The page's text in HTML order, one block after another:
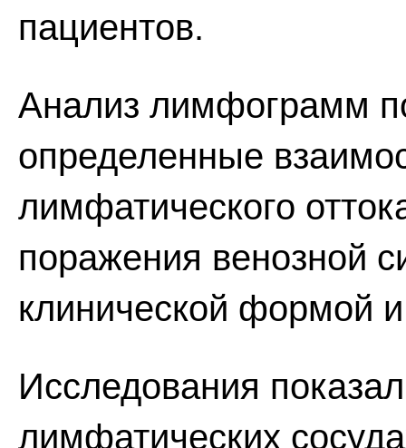
пациентов.
Анализ лимфограмм
определенные
лимфатического
поражения венозной
клинической формой
Исследования
лимфатических